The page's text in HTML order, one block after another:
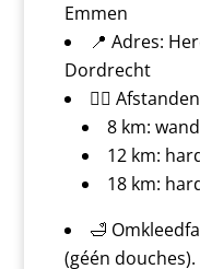
Emmen
📍 Adres:
Dordrecht
🏃‍♂️
8 km:
12 km:
18 km:
🛁
(géén douches).